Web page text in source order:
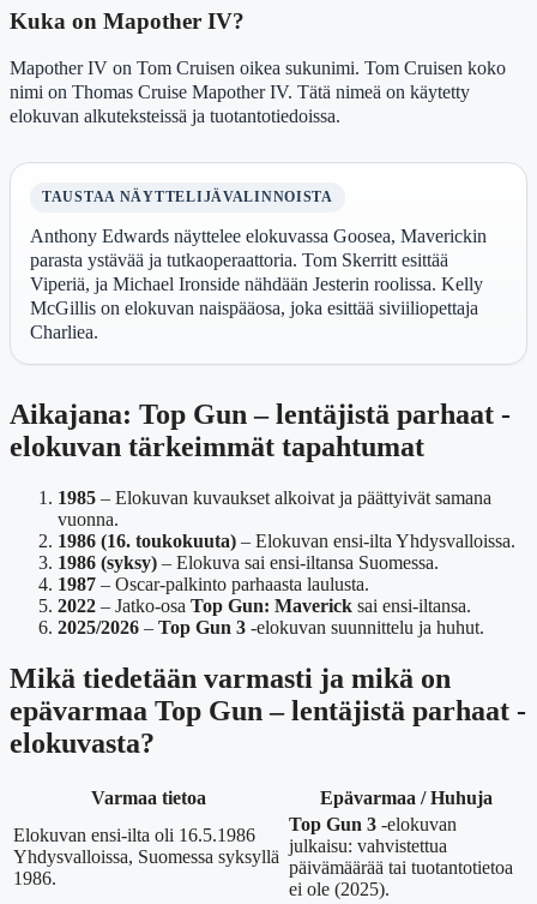
Kuka on Mapother IV?
Mapother IV on Tom Cruisen oikea sukunimi. Tom Cruisen koko
nimi on Thomas Cruise Mapother IV. Tätä nimeä on käytetty
elokuvan alkuteksteissä ja tuotantotiedoissa.
TAUSTAA NÄYTTELIJÄVALINNOISTA
Anthony Edwards näyttelee elokuvassa Goosea, Maverickin
parasta ystävää ja tutkaoperaattoria. Tom Skerritt esittää
Viperiä, ja Michael Ironside nähdään Jesterin roolissa. Kelly
McGillis on elokuvan naispääosa, joka esittää siviiliopettaja
Charliea.
Aikajana: Top Gun – lentäjistä parhaat -
elokuvan tärkeimmät tapahtumat
1985 – Elokuvan kuvaukset alkoivat ja päättyivät samana
vuonna.
1986 (16. toukokuuta) – Elokuvan ensi-ilta Yhdysvalloissa.
1986 (syksy) – Elokuva sai ensi-iltansa Suomessa.
1987 – Oscar-palkinto parhaasta laulusta.
2022 – Jatko-osa Top Gun: Maverick sai ensi-iltansa.
2025/2026 – Top Gun 3 -elokuvan suunnittelu ja huhut.
Mikä tiedetään varmasti ja mikä on
epävarmaa Top Gun – lentäjistä parhaat -
elokuvasta?
Varmaa tietoa
Epävarmaa / Huhuja
Elokuvan ensi-ilta oli 16.5.1986
Yhdysvalloissa, Suomessa syksyllä
1986.
Top Gun 3 -elokuvan
julkaisu: vahvistettua
päivämäärää tai tuotantotietoa
ei ole (2025).